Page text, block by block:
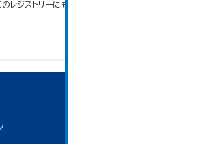
レジストリーにもアクセス可能です